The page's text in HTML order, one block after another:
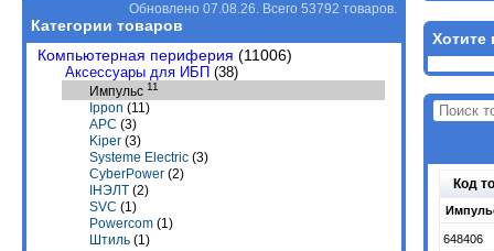
Обновлено 07.08.26. Всего 53792 товаров.
Категории товаров
Компьютерная периферия (11006)
Аксессуары для ИБП (38)
Импульс 11
Ippon (11)
APC (3)
Kiper (3)
Systeme Electric (3)
CyberPower (2)
IНЭЛТ (2)
SVC (1)
Powercom (1)
Штиль (1)
Хотите
Код
648406